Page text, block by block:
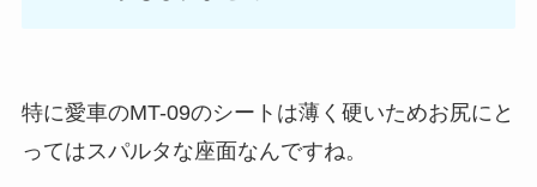
特に愛車のMT-09のシートは薄く硬いためお尻にと
ってはスパルタな座面なんですね。